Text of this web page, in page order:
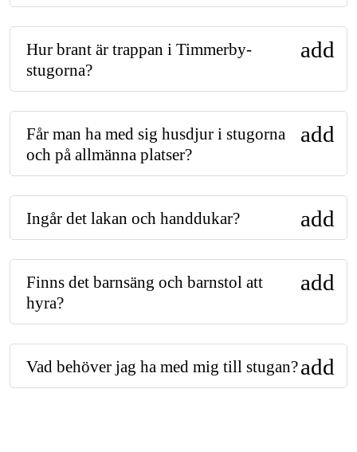
Hur brant är trappan i Timmerby-
stugorna?
add
Får man ha med sig husdjur i stugorna
och på allmänna platser?
add
Ingår det lakan och handdukar? add
Finns det barnsäng och barnstol att
hyra?
add
Vad behöver jag ha med mig till stugan?add